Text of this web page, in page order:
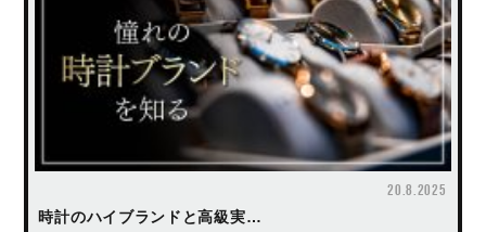
20.8.2025
時計のハイブランドと高級実…